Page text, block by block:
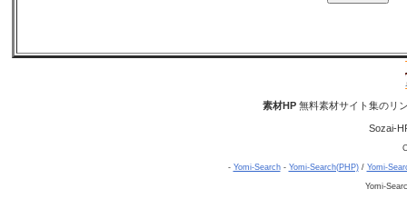
素材HP無料素材サイト集のリ
Sozai-
- Yomi-Search- Yomi-Search(PHP)/ Yomi-
Yomi-